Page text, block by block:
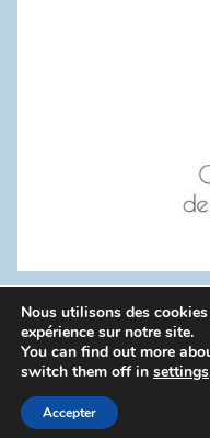
WordPress
Politique de
Nous utilisons des
expérience sur notre site.
You can find out more
switch them off in settings
Accepter